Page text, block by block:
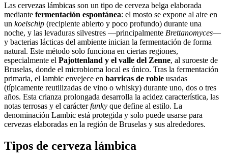
Las cervezas lámbicas son un tipo de cerveza belga elaborada
mediante fermentación espontánea: el mosto se expone al aire en
un koelschip (recipiente abierto y poco profundo) durante una
noche, y las levaduras silvestres —principalmente Brettanomyces—
y bacterias lácticas del ambiente inician la fermentación de forma
natural. Este método solo funciona en ciertas regiones,
especialmente el Pajottenland y el valle del Zenne, al suroeste de
Bruselas, donde el microbioma local es único. Tras la fermentación
primaria, el lambic envejece en barricas de roble usadas
(típicamente reutilizadas de vino o whisky) durante uno, dos o tres
años. Esta crianza prolongada desarrolla la acidez característica, las
notas terrosas y el carácterfunky que define al estilo. La
denominación Lambic está protegida y solo puede usarse para
cervezas elaboradas en la región de Bruselas y sus alrededores.
Tipos de cerveza lámbica